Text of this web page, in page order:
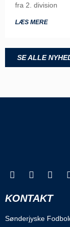
fra 2. division
LÆS MERE
SE ALLE
KONTAKT
Sønderjyske